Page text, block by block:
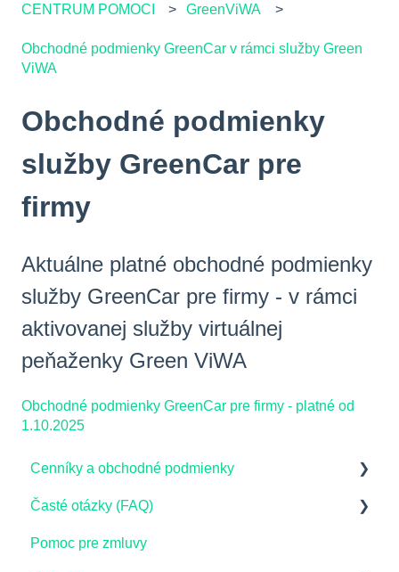
CENTRUM POMOCI GreenViWA
Obchodné podmienky GreenCar v rámci služby Green
ViWA
Obchodné podmienky
služby GreenCar pre
firmy
Aktuálne platné obchodné podmienky
služby GreenCar pre firmy - v rámci
aktivovanej služby virtuálnej
peňaženky Green ViWA
Obchodné podmienky GreenCar pre firmy - platné od
1.10.2025
Cenníky a obchodné podmienky
Domácnosti - Cenníky a Obchodné podmienky
Firemní zákazníci - Cenníky a Obchodné
Časté otázky (FAQ)
Virtuálna batéria
Pomoc pre zmluvy